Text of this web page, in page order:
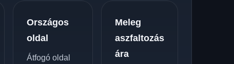
Országos
oldal
Átfogó oldal
Meleg
aszfaltozás
ára